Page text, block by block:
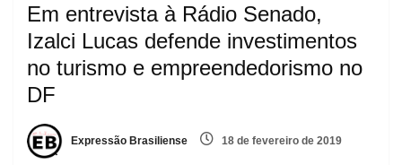
Em entrevista à Rádio Senado,
Izalci Lucas defende investimentos
no turismo e empreendedorismo no
DF
Expressão Brasiliense 18 de fevereiro de 2019